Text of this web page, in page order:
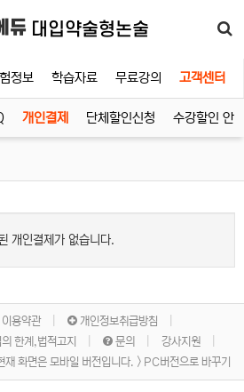
듀 대입약술형논술
정보 학습자료 무료강의 고객센터
개인결제 단체할인신청 수강할인 안
개인결제가 없습니다.
이용약관
개인정보취급방침
한계,법적고지 문의
강사지원
재 화면은 모바일 버전입니다. > PC버전으로 바꾸기